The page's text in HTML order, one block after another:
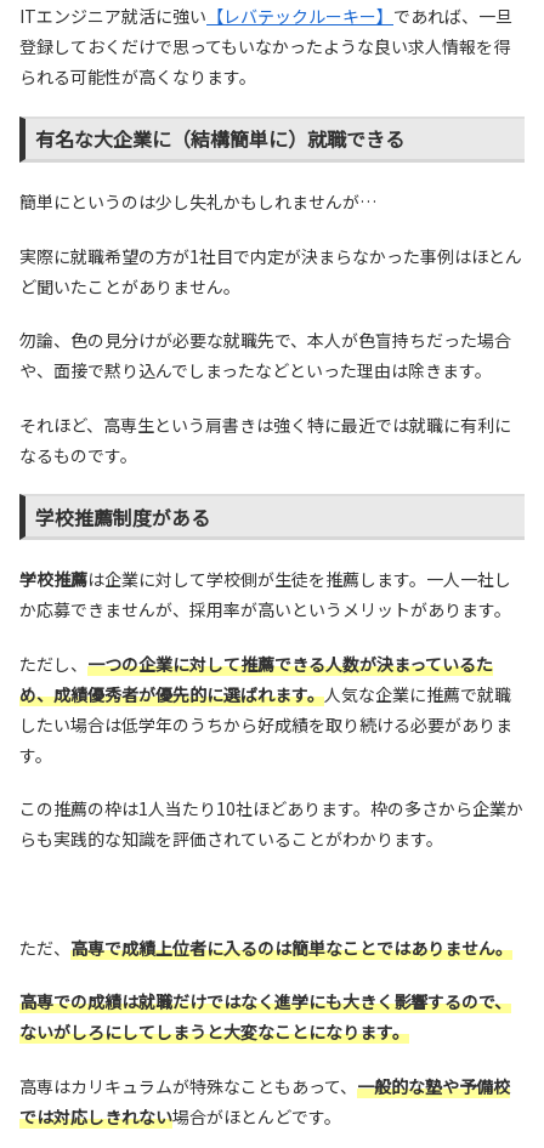
ITエンジニア就活に強い 【レバテックルーキー】 であれば、一旦
登録しておくだけで思ってもいなかったような良い求人情報を得
られる可能性が高くなります。
有名な大企業に（結構簡単に）就職できる
簡単にというのは少し失礼かもしれませんが…
実際に就職希望の方が1社目で内定が決まらなかった事例はほとん
ど聞いたことがありません。
勿論、色の見分けが必要な就職先で、本人が色盲持ちだった場合
や、面接で黙り込んでしまったなどといった理由は除きます。
それほど、高専生という肩書きは強く特に最近では就職に有利に
なるものです。
学校推薦制度がある
学校推薦は企業に対して学校側が生徒を推薦します。一人一社し
か応募できませんが、採用率が高いというメリットがあります。
ただし、 一つの企業に対して推薦できる人数が決まっているた
め、成績優秀者が優先的に選ばれます。人気な企業に推薦で就職
したい場合は低学年のうちから好成績を取り続ける必要がありま
す。
この推薦の枠は1人当たり10社ほどあります。枠の多さから企業か
らも実践的な知識を評価されていることがわかります。
ただ、 高専で成績上位者に入るのは簡単なことではありません。
高専での成績は就職だけではなく進学にも大きく影響するので、
ないがしろにしてしまうと大変なことになります。
高専はカリキュラムが特殊なこともあって、 一般的な塾や予備校
では対応しきれない場合がほとんどです。